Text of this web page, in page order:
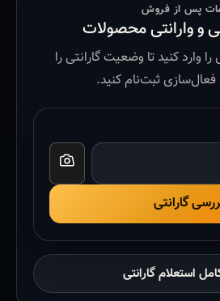
پس از فروش
و وارانتی محصولات
وارد کنید تا وضعیت گارانتی را
فعال‌سازی ثبت‌نام کنید.
گارانتی
استعلام گارانتی